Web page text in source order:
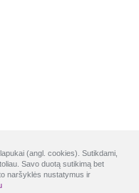
(angl. cookies). Sutikdami,
Savo duotą sutikimą bet
naršyklės nustatymus ir